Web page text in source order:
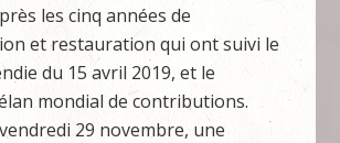
les cinq années de
et restauration qui ont suivi le
du 15 avril 2019, et le
mondial de contributions.
29 novembre, une